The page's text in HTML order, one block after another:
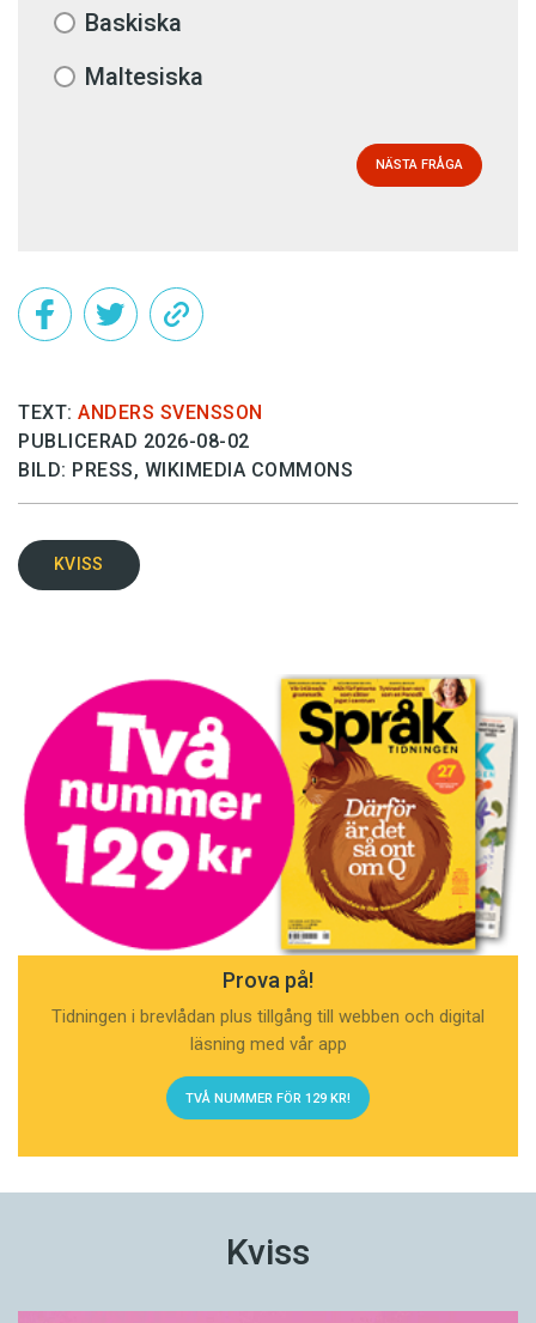
Baskiska
Maltesiska
NÄSTA FRÅGA
TEXT: ANDERS SVENSSON
PUBLICERAD 2026-08-02
BILD: PRESS, WIKIMEDIA COMMONS
KVISS
Prova på!
Tidningen i brevlådan plus tillgång till webben och digital
läsning med vår app
TVÅ NUMMER FÖR 129 KR!
Kviss